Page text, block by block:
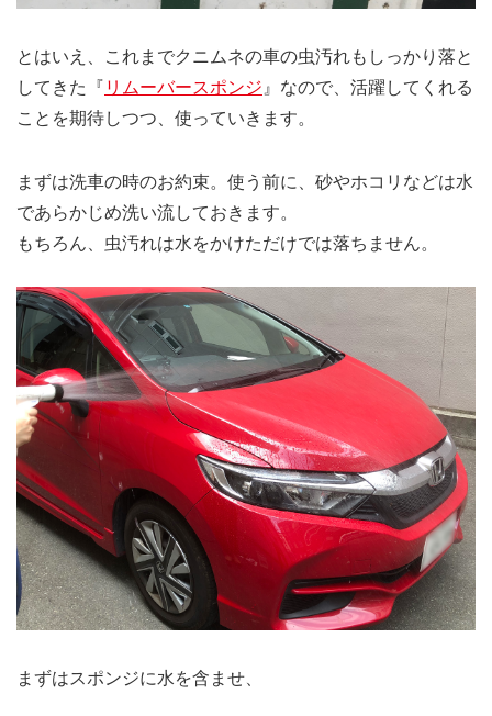
とはいえ、これまでクニムネの車の虫汚れもしっかり落と
してきた『 リムーバースポンジ 』なので、活躍してくれる
ことを期待しつつ、使っていきます。
まずは洗車の時のお約束。使う前に、砂やホコリなどは水
であらかじめ洗い流しておきます。
もちろん、虫汚れは水をかけただけでは落ちません。
まずはスポンジに水を含ませ、